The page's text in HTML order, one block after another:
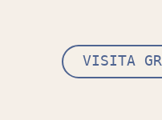
VISITA